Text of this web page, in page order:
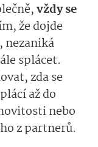
vždy se
že dojde
nezaniká
splácet.
zda se
až do
nebo
z partnerů.